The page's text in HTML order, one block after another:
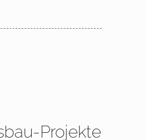
Projekte